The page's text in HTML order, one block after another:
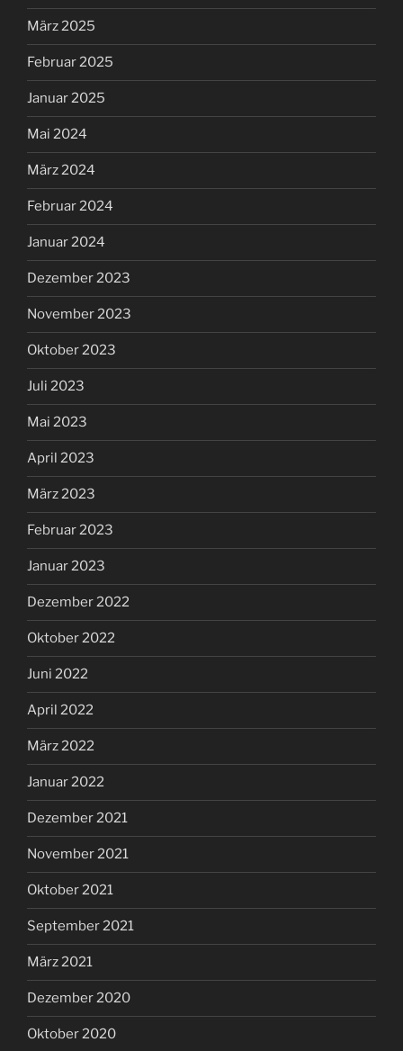
März 2025
Februar 2025
Januar 2025
Mai 2024
März 2024
Februar 2024
Januar 2024
Dezember 2023
November 2023
Oktober 2023
Juli 2023
Mai 2023
April 2023
März 2023
Februar 2023
Januar 2023
Dezember 2022
Oktober 2022
Juni 2022
April 2022
März 2022
Januar 2022
Dezember 2021
November 2021
Oktober 2021
September 2021
März 2021
Dezember 2020
Oktober 2020